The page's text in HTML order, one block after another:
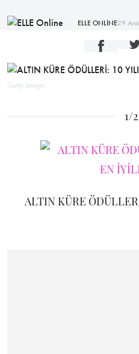
ELLE ONLİNE29
Getty Images
1/
ALTIN KÜRE